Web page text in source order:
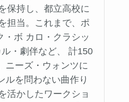
保持し、都立高校に
担当。これまで、ポ
・ボ カロ・クラシッ
・劇伴など、 計150
ニーズ・ウォンツに
ルを問わない曲作り
活かしたワークショ